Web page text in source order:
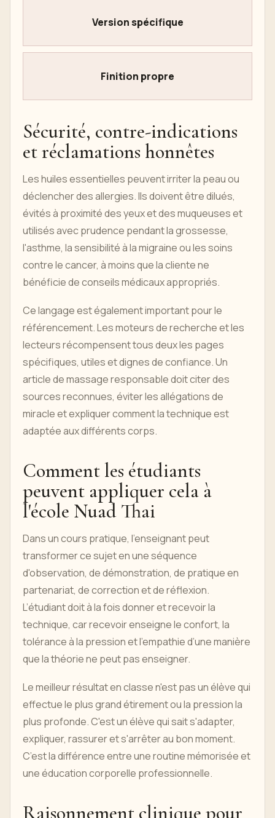
Version spécifique
Finition propre
Sécurité, contre-indications
et réclamations honnêtes
Les huiles essentielles peuvent irriter la peau ou
déclencher des allergies. Ils doivent être dilués,
évités à proximité des yeux et des muqueuses et
utilisés avec prudence pendant la grossesse,
l'asthme, la sensibilité à la migraine ou les soins
contre le cancer, à moins que la cliente ne
bénéficie de conseils médicaux appropriés.
Ce langage est également important pour le
référencement. Les moteurs de recherche et les
lecteurs récompensent tous deux les pages
spécifiques, utiles et dignes de confiance. Un
article de massage responsable doit citer des
sources reconnues, éviter les allégations de
miracle et expliquer comment la technique est
adaptée aux différents corps.
Comment les étudiants
peuvent appliquer cela à
l'école Nuad Thai
Dans un cours pratique, l'enseignant peut
transformer ce sujet en une séquence
d'observation, de démonstration, de pratique en
partenariat, de correction et de réflexion.
L’étudiant doit à la fois donner et recevoir la
technique, car recevoir enseigne le confort, la
tolérance à la pression et l’empathie d’une manière
que la théorie ne peut pas enseigner.
Le meilleur résultat en classe n'est pas un élève qui
effectue le plus grand étirement ou la pression la
plus profonde. C'est un élève qui sait s'adapter,
expliquer, rassurer et s'arrêter au bon moment.
C’est la différence entre une routine mémorisée et
une éducation corporelle professionnelle.
Raisonnement clinique pour